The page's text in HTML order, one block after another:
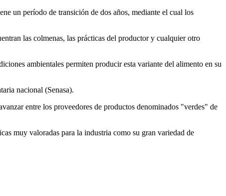
un período de transición de dos años, mediante el cual los
las colmenas, las prácticas del productor y cualquier otro
ambientales permiten producir esta variante del alimento en su
nacional (Senasa).
entre los proveedores de productos denominados "verdes" de
muy valoradas para la industria como su gran variedad de